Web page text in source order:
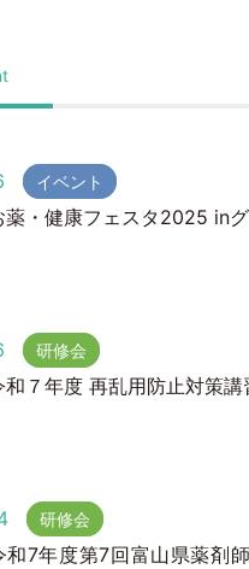
イベント
薬・健康フェスタ2025 in
研修会
和７年度 再乱用防止対策講
研修会
和7年度第7回富山県薬剤